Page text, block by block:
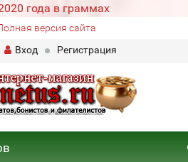
года в граммах
версия сайта
Вход
Регистрация